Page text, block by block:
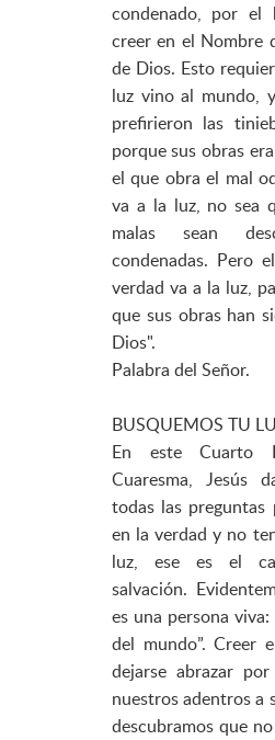
condenado, por el
creer en el Nombre
de Dios. Esto
luz vino al mundo,
prefirieron las
porque sus obras
el que obra el mal
va a la luz, no sea
malas sean
condenadas. Pero
verdad va a la luz,
que sus obras han
Dios".
Palabra del Señor.
BUSQUEMOS TU
En este Cuarto
Cuaresma, Jesús
todas las preguntas
en la verdad y no
luz, ese es el
salvación.
es una persona
del mundo”. Creer
dejarse abrazar
nuestros adentros a
descubramos que